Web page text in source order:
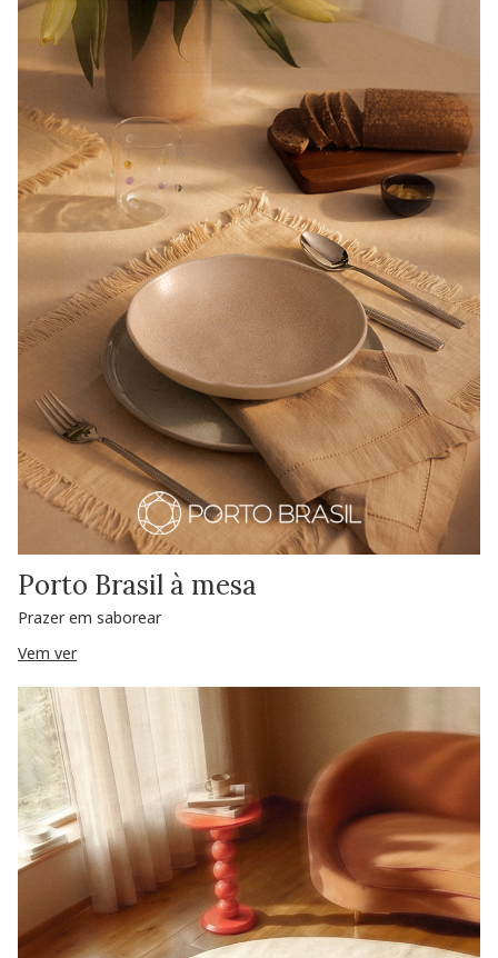
Porto Brasil à mesa
Prazer em saborear
Vem ver